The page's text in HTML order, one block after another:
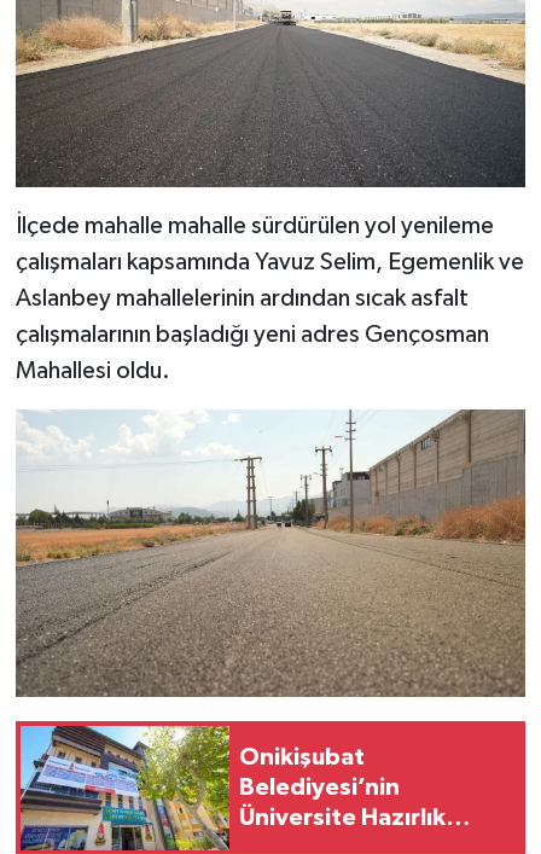
İlçede mahalle mahalle sürdürülen yol yenileme
çalışmaları kapsamında Yavuz Selim, Egemenlik ve
Aslanbey mahallelerinin ardından sıcak asfalt
çalışmalarının başladığı yeni adres Gençosman
Mahallesi oldu.
Onikişubat
Belediyesi’nin
Üniversite Hazırlık